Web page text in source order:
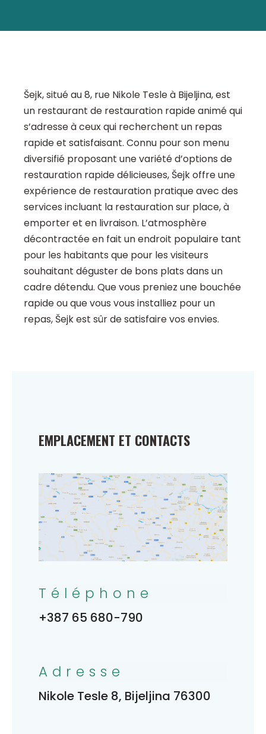
Šejk, situé au 8, rue Nikole Tesle à Bijeljina, est
un restaurant de restauration rapide animé qui
s’adresse à ceux qui recherchent un repas
rapide et satisfaisant. Connu pour son menu
diversifié proposant une variété d’options de
restauration rapide délicieuses, Šejk offre une
expérience de restauration pratique avec des
services incluant la restauration sur place, à
emporter et en livraison. L’atmosphère
décontractée en fait un endroit populaire tant
pour les habitants que pour les visiteurs
souhaitant déguster de bons plats dans un
cadre détendu. Que vous preniez une bouchée
rapide ou que vous vous installiez pour un
repas, Šejk est sûr de satisfaire vos envies.
EMPLACEMENT ET CONTACTS
Téléphone
+387 65 680-790
Adresse
Nikole Tesle 8, Bijeljina 76300